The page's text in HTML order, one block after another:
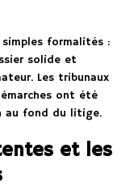
formalités :
solide et
Les tribunaux
ont été
au fond du litige.
et les